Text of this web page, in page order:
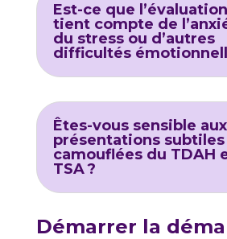
Est-ce que l’évaluation
tient compte de
du stress ou d’autres
difficultés
Êtes-vous sensible aux
présentations subtiles
camouflées du TDAH
TSA ?
Démarrer la